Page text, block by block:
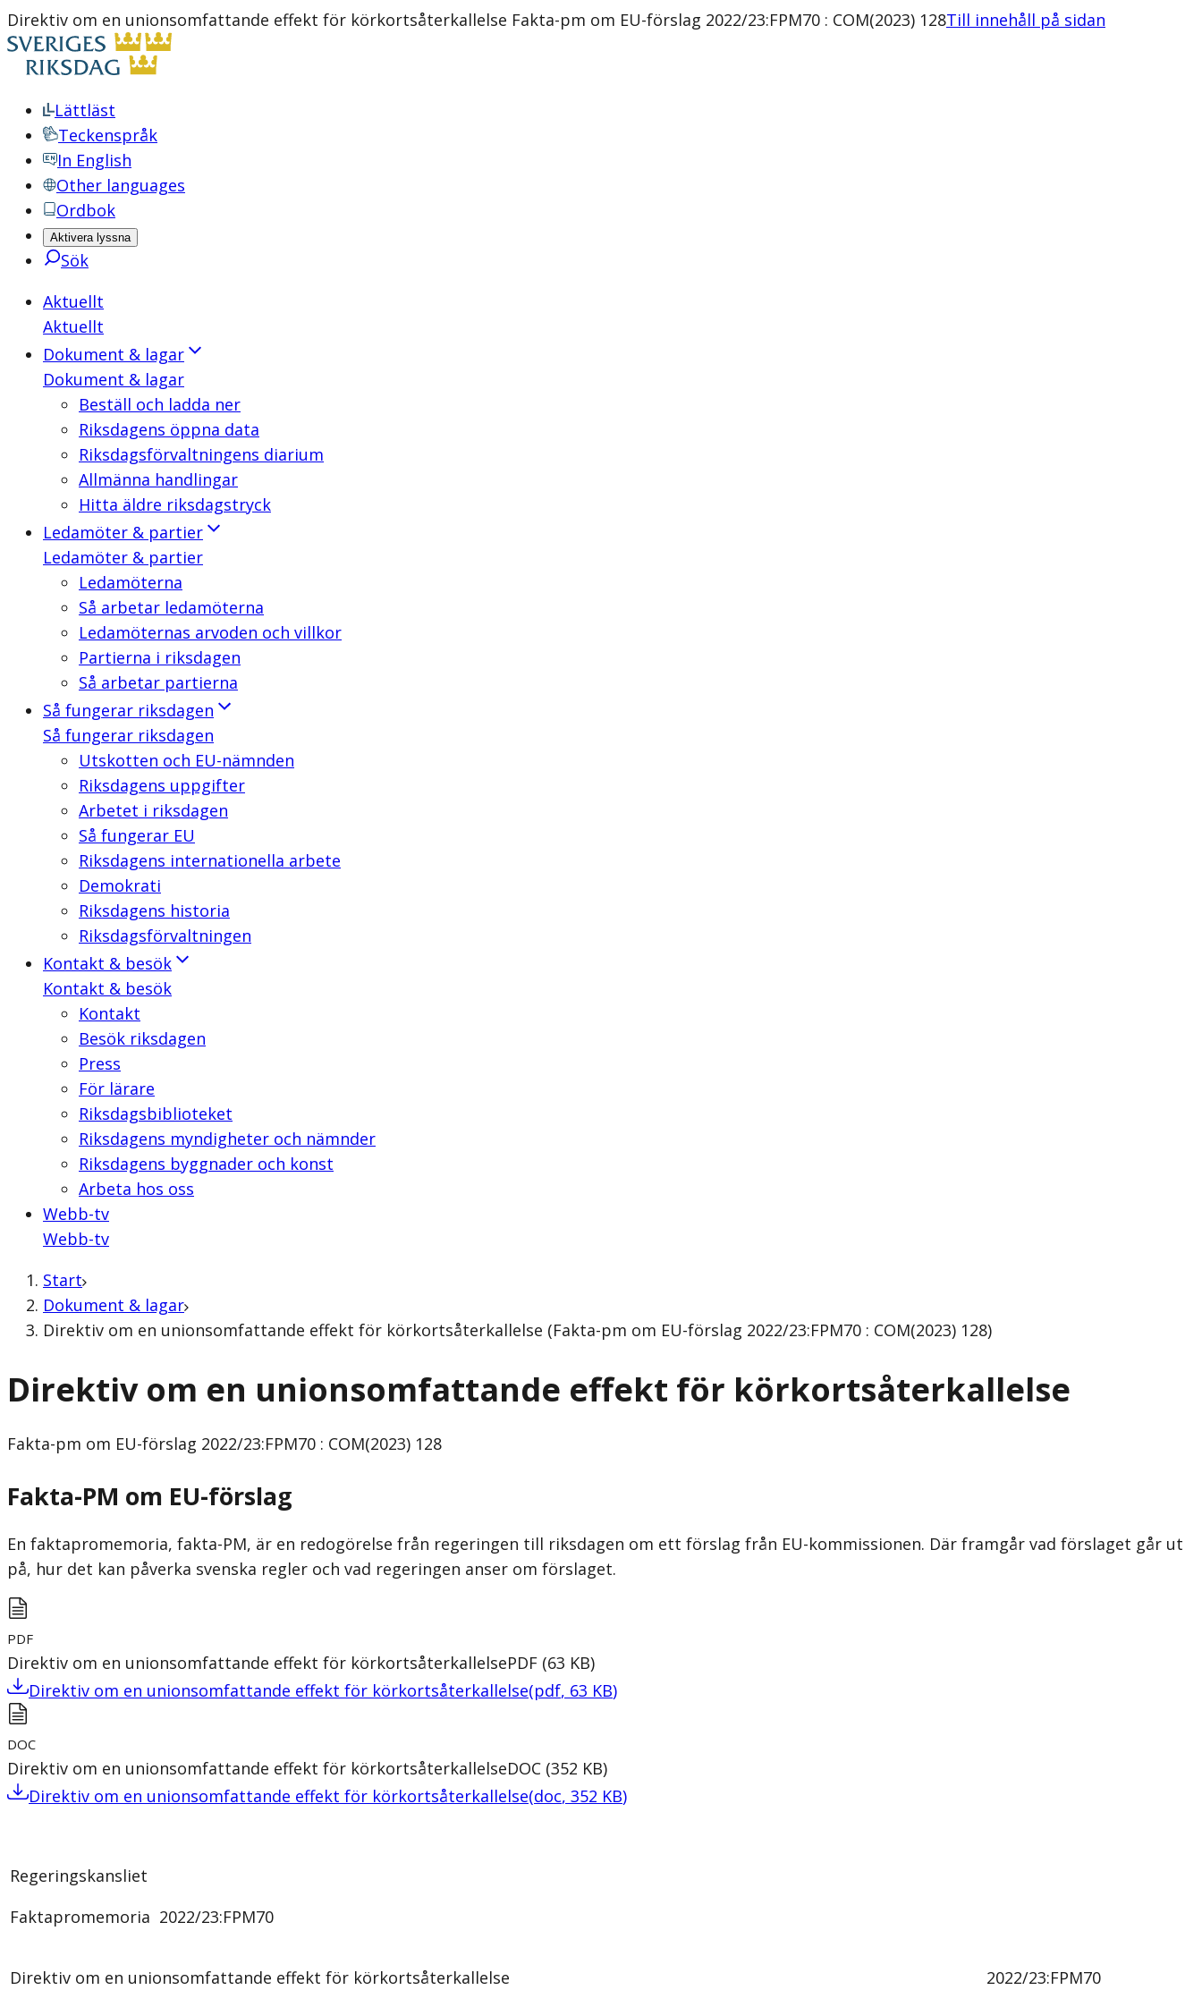
Direktiv om en unionsomfattande effekt för körkortsåterkallelse Fakta-pm om EU-förslag 2022/23:FPM70 : COM(2023) 128Till innehåll på sidan
Lättläst
Teckenspråk
In English
Other languages
Ordbok
Aktivera lyssna
Sök
Aktuellt
Aktuellt
Dokument & lagar
Dokument & lagar
Beställ och ladda ner
Riksdagens öppna data
Riksdagsförvaltningens diarium
Allmänna handlingar
Hitta äldre riksdagstryck
Ledamöter & partier
Ledamöter & partier
Ledamöterna
Så arbetar ledamöterna
Ledamöternas arvoden och villkor
Partierna i riksdagen
Så arbetar partierna
Så fungerar riksdagen
Så fungerar riksdagen
Utskotten och EU-nämnden
Riksdagens uppgifter
Arbetet i riksdagen
Så fungerar EU
Riksdagens internationella arbete
Demokrati
Riksdagens historia
Riksdagsförvaltningen
Kontakt & besök
Kontakt & besök
Kontakt
Besök riksdagen
Press
För lärare
Riksdagsbiblioteket
Riksdagens myndigheter och nämnder
Riksdagens byggnader och konst
Arbeta hos oss
Webb-tv
Webb-tv
Start
Dokument & lagar
Direktiv om en unionsomfattande effekt för körkortsåterkallelse (Fakta-pm om EU-förslag 2022/23:FPM70 : COM(2023) 128)
Direktiv om en unionsomfattande effekt för körkortsåterkallelse
Fakta-pm om EU-förslag 2022/23:FPM70 : COM(2023) 128
Fakta-PM om EU-förslag
En faktapromemoria, fakta-PM, är en redogörelse från regeringen till riksdagen om ett förslag från EU-kommissionen. Där framgår vad förslaget går ut
på, hur det kan påverka svenska regler och vad regeringen anser om förslaget.
PDF
Direktiv om en unionsomfattande effekt för körkortsåterkallelsePDF (63 KB)
Direktiv om en unionsomfattande effekt för körkortsåterkallelse(pdf, 63 KB)
DOC
Direktiv om en unionsomfattande effekt för körkortsåterkallelseDOC (352 KB)
Direktiv om en unionsomfattande effekt för körkortsåterkallelse(doc, 352 KB)
Regeringskansliet
Faktapromemoria 2022/23:FPM70
Direktiv om en unionsomfattande effekt för körkortsåterkallelse 2022/23:FPM70